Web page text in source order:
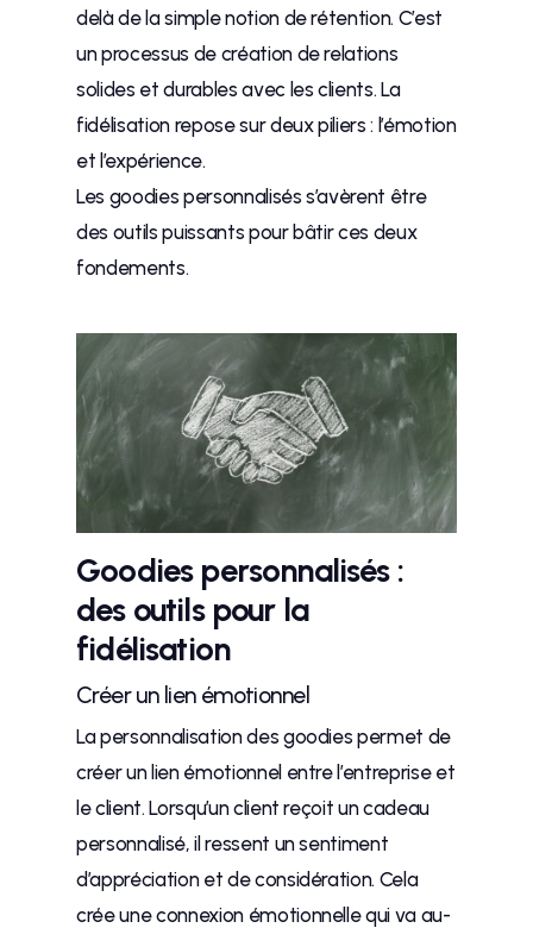
delà de la simple notion de rétention. C’est
un processus de création de relations
solides et durables avec les clients. La
fidélisation repose sur deux piliers : l’émotion
et l’expérience.
Les goodies personnalisés s’avèrent être
des outils puissants pour bâtir ces deux
fondements.
Goodies personnalisés :
des outils pour la
fidélisation
Créer un lien émotionnel
La personnalisation des goodies permet de
créer un lien émotionnel entre l’entreprise et
le client. Lorsqu’un client reçoit un cadeau
personnalisé, il ressent un sentiment
d’appréciation et de considération. Cela
crée une connexion émotionnelle qui va au-